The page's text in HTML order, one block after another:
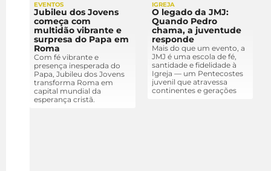
EVENTOS
Jubileu dos Jovens
começa com
multidão vibrante e
surpresa do Papa em
Roma
Com fé vibrante e
presença inesperada do
Papa, Jubileu dos Jovens
transforma Roma em
capital mundial da
esperança cristã.
IGREJA
O legado da JMJ:
Quando Pedro
chama, a juventude
responde
Mais do que um evento, a
JMJ é uma escola de fé,
santidade e fidelidade à
Igreja — um Pentecostes
juvenil que atravessa
continentes e gerações